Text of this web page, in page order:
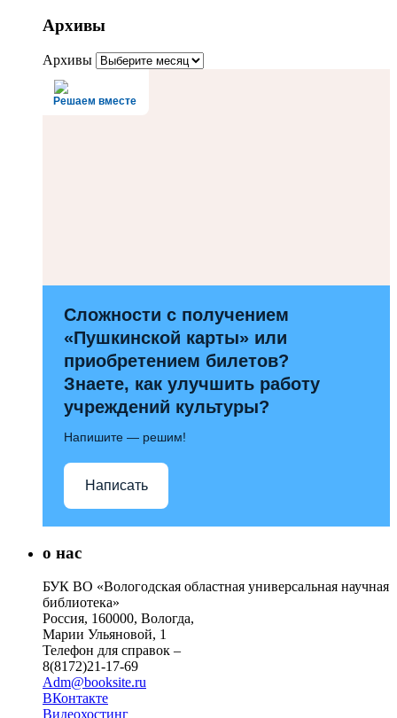
Архивы
Архивы
Решаем вместе
Сложности с получением
«Пушкинской карты» или
приобретением билетов?
Знаете, как улучшить работу
учреждений культуры?
Напишите — решим!
Написать
о нас
БУК ВО «Вологодская областная универсальная научная
библиотека»
Россия, 160000, Вологда,
Марии Ульяновой, 1
Телефон для справок –
8(8172)21-17-69
Adm@booksite.ru
ВКонтакте
Видеохостинг